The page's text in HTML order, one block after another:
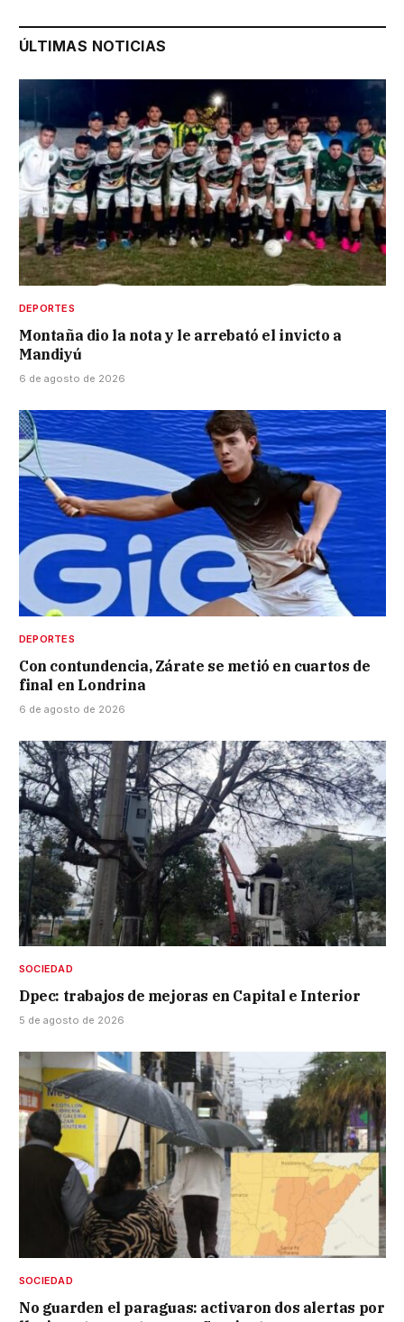
ÚLTIMAS NOTICIAS
DEPORTES
Montaña dio la nota y le arrebató el invicto a
Mandiyú
6 de agosto de 2026
DEPORTES
Con contundencia, Zárate se metió en cuartos de
final en Londrina
6 de agosto de 2026
SOCIEDAD
Dpec: trabajos de mejoras en Capital e Interior
5 de agosto de 2026
SOCIEDAD
No guarden el paraguas: activaron dos alertas por